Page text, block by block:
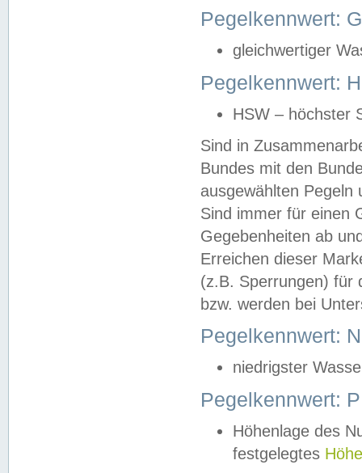
Pegelkennwert:
gleichwertiger
Pegelkennwert:
HSW – höchster
Sind in
Bundes mit den
ausgewählten
Sind immer für einen
Gegebenheiten ab
Erreichen dieser
(z.B. Sperrungen) für
bzw. werden bei
Pegelkennwert:
niedrigster
Pegelkennwert:
Höhenlage des
festgelegtes